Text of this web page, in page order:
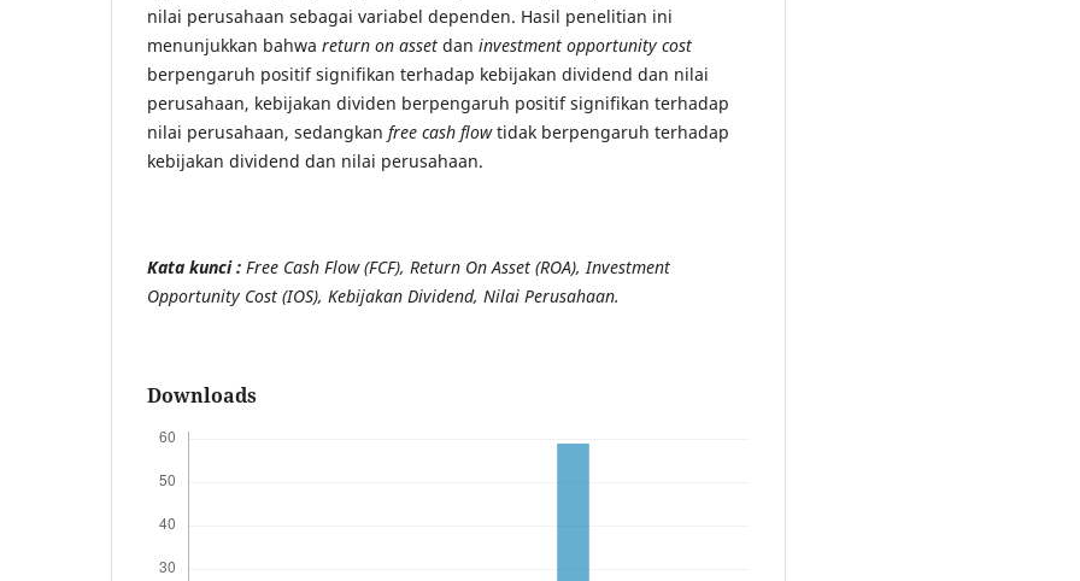
nilai perusahaan sebagai variabel dependen. Hasil penelitian ini
menunjukkan bahwa return on asset dan investment opportunity cost
berpengaruh positif signifikan terhadap kebijakan dividend dan nilai
perusahaan, kebijakan dividen berpengaruh positif signifikan terhadap
nilai perusahaan, sedangkan free cash flowtidak berpengaruh terhadap
kebijakan dividend dan nilai perusahaan.
Kata kunci : Free Cash Flow(FCF), Return On Asset (ROA),Investment
Opportunity Cost (IOS), Kebijakan Dividend, Nilai Perusahaan.
Downloads